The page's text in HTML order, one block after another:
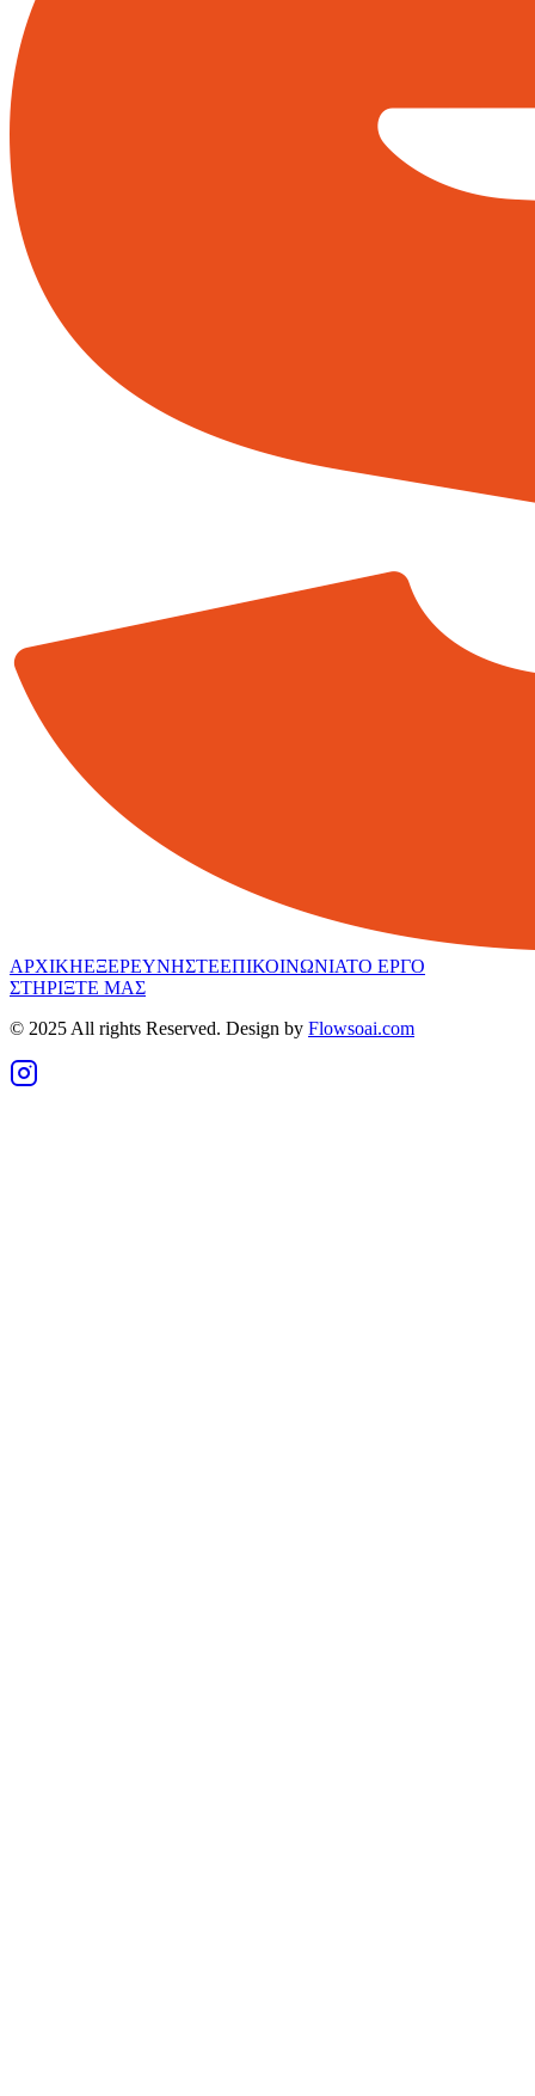
ΑΡΧΙΚΗΕΞΕΡΕΥΝΗΣΤΕΕΠΙΚΟΙΝΩΝΙΑΤΟ ΕΡΓΟ
ΣΤΗΡΙΞΤΕ ΜΑΣ
© 2025 All rights Reserved. Design by Flowsoai.com